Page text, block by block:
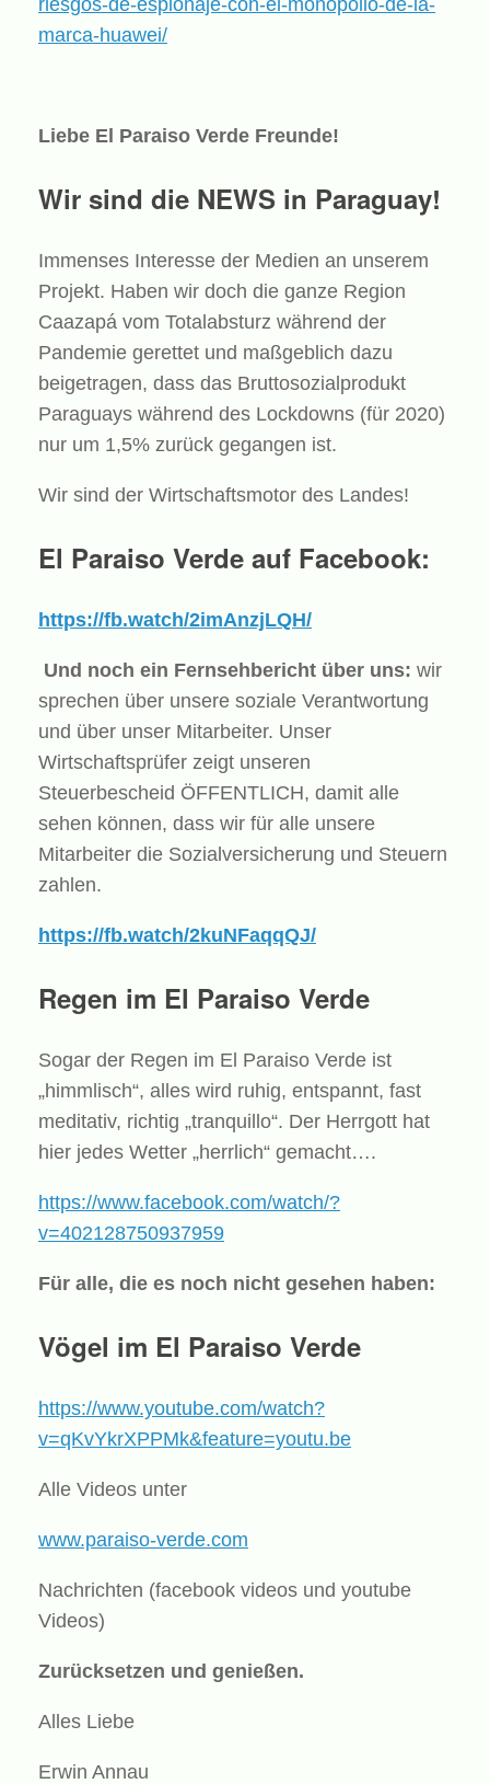
marca-huawei/
Liebe El Paraiso Verde Freunde!
Wir sind die NEWS in Paraguay!
Immenses Interesse der Medien an unserem
Projekt. Haben wir doch die ganze Region
Caazapá vom Totalabsturz während der
Pandemie gerettet und maßgeblich dazu
beigetragen, dass das Bruttosozialprodukt
Paraguays während des Lockdowns (für 2020)
nur um 1,5% zurück gegangen ist.
Wir sind der Wirtschaftsmotor des Landes!
El Paraiso Verde auf Facebook:
https://fb.watch/2imAnzjLQH/
Und noch ein Fernsehbericht über uns: wir
sprechen über unsere soziale Verantwortung
und über unser Mitarbeiter. Unser
Wirtschaftsprüfer zeigt unseren
Steuerbescheid ÖFFENTLICH, damit alle
sehen können, dass wir für alle unsere
Mitarbeiter die Sozialversicherung und Steuern
zahlen.
https://fb.watch/2kuNFaqqQJ/
Regen im El Paraiso Verde
Sogar der Regen im El Paraiso Verde ist
„himmlisch“, alles wird ruhig, entspannt, fast
meditativ, richtig „tranquillo“. Der Herrgott hat
hier jedes Wetter „herrlich“ gemacht….
https://www.facebook.com/watch/?
v=402128750937959
Für alle, die es noch nicht gesehen haben:
Vögel im El Paraiso Verde
https://www.youtube.com/watch?
v=qKvYkrXPPMk&feature=youtu.be
Alle Videos unter
www.paraiso-verde.com
Nachrichten (facebook videos und youtube
Videos)
Zurücksetzen und genießen.
Alles Liebe
Erwin Annau